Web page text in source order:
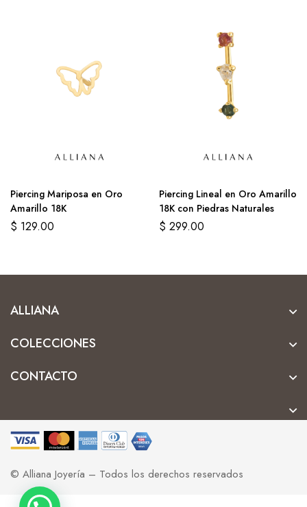
Piercing Mariposa en Oro
Amarillo 18K
$ 129.00
Piercing Lineal en Oro Amarillo
18K con Piedras Naturales
$ 299.00
ALLIANA
COLECCIONES
CONTACTO
© Alliana Joyería – Todos los derechos reservados